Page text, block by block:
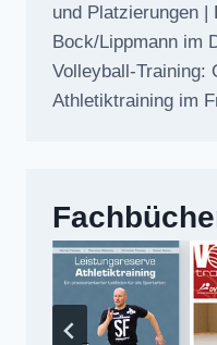
und Platzierungen |
Bock/Lippmann im
Volleyball-Training:
Athletiktraining im